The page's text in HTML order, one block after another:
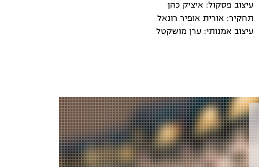
עיצוב פסקול: איציק כהן
תחקיר: אורית אופיר רונאל
עיצוב אמנותי: ערן מושקטל